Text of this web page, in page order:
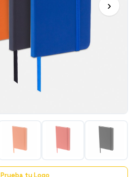
›
Prueba tu Logo